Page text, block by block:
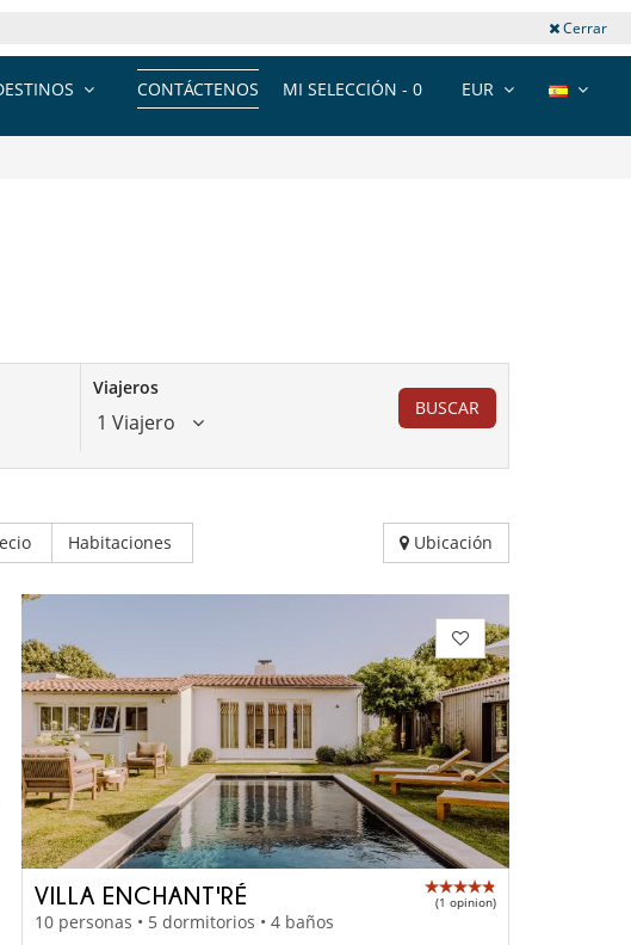
Cerrar
EUR
MI SELECCIÓN - 0
CONTÁCTENOS
Viajeros
1 Viajero
BUSCAR
Habitaciones Ubicación
VILLA ENCHANT'RÉ (1 opinion)
10 personas • 5 dormitorios • 4 baños